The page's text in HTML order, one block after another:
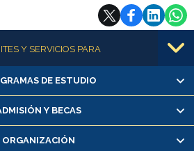
Y SERVICIOS PARA
os y exalumnas/os
Matrícula en línea
y cambio de asignaturas
y certificado de notas
DE ESTUDIO
Y BECAS
ORGANIZACIÓN